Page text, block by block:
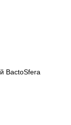
BactoSfera